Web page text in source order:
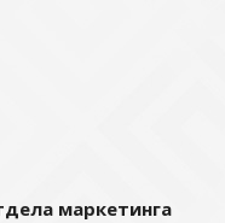
маркетинга